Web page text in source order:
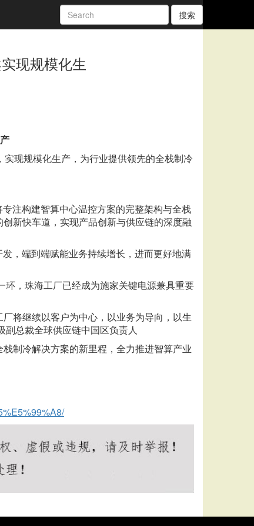
搜索
现规模化生
现规模化生产，为行业提供领先的全栈制冷
注构建智算中心温控方案的完整架构与全栈
新快车道，实现产品创新与供应链的深度融
，端到端赋能业务持续增长，进而更好地满
环，珠海工厂已经成为施家关键电源兼具重要
将继续以客户为中心，以业务为导向，以生
总裁全球供应链中国区负责人
制冷解决方案的新里程，全力推进智算产业